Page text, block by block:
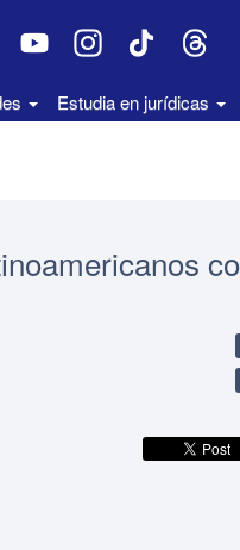
Estudia en jurídicas